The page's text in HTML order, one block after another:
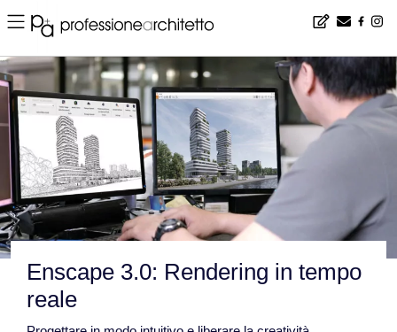
Home ▪ products ▪ software ▪ Enscape 3.0: Rendering in tempo reale
Enscape 3.0: Rendering in tempo
reale